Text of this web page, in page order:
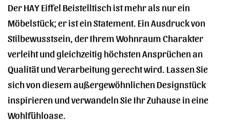
Der HAY Eiffel Beistelltisch ist mehr als nur ein
Möbelstück; er ist ein Statement. Ein Ausdruck von
Stilbewusstsein, der Ihrem Wohnraum Charakter
verleiht und gleichzeitig höchsten Ansprüchen an
Qualität und Verarbeitung gerecht wird. Lassen Sie
sich von diesem außergewöhnlichen Designstück
inspirieren und verwandeln Sie Ihr Zuhause in eine
Wohlfühloase.